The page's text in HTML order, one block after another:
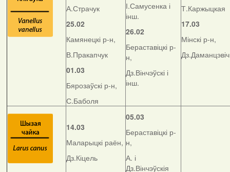
А.Страчук
25.02
Камянецкі р-н,
В.Пракапчук
01.03
Бярозаўскі р-н,
С.Баболя
І.Самусенка і
інш.
26.02
Бераставіцкі р-
н,
Дз.Вінчэўскі і
інш.
Т.Каржыцкая
17.03
Мінскі р-н,
Дз.Даманцэвіч
14.03
Маларыцкі раён,
Дз.Кіцель
05.03
Бераставіцкі р-
н,
А. і
Дз.Вінчэўскія